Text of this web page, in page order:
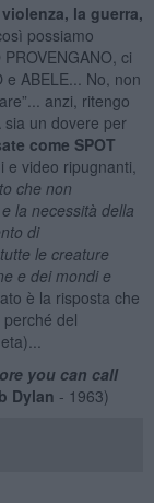
la guerra,
possiamo
ci
ABELE... No, non
anzi, ritengo
sia un dovere per
come SPOT
video ripugnanti,
che non
la necessità della
di
le creature
e dei mondi e
è la risposta che
del
you can call
Dylan - 1963)